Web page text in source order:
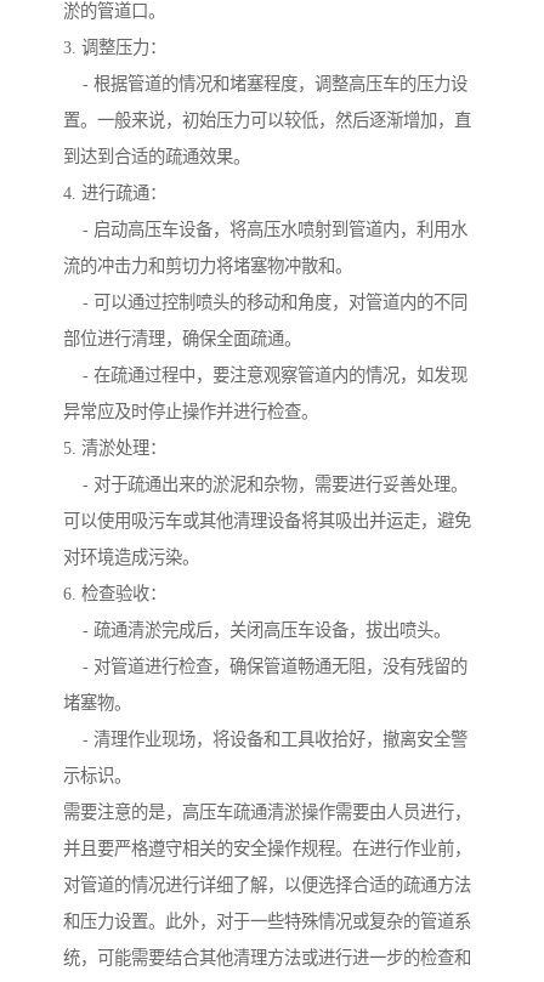
淤的管道口。
3. 调整压力：
- 根据管道的情况和堵塞程度，调整高压车的压力设
置。一般来说，初始压力可以较低，然后逐渐增加，直
到达到合适的疏通效果。
4. 进行疏通：
- 启动高压车设备，将高压水喷射到管道内，利用水
流的冲击力和剪切力将堵塞物冲散和。
- 可以通过控制喷头的移动和角度，对管道内的不同
部位进行清理，确保全面疏通。
- 在疏通过程中，要注意观察管道内的情况，如发现
异常应及时停止操作并进行检查。
5. 清淤处理：
- 对于疏通出来的淤泥和杂物，需要进行妥善处理。
可以使用吸污车或其他清理设备将其吸出并运走，避免
对环境造成污染。
6. 检查验收：
- 疏通清淤完成后，关闭高压车设备，拔出喷头。
- 对管道进行检查，确保管道畅通无阻，没有残留的
堵塞物。
- 清理作业现场，将设备和工具收拾好，撤离安全警
示标识。
需要注意的是，高压车疏通清淤操作需要由人员进行，
并且要严格遵守相关的安全操作规程。在进行作业前，
对管道的情况进行详细了解，以便选择合适的疏通方法
和压力设置。此外，对于一些特殊情况或复杂的管道系
统，可能需要结合其他清理方法或进行进一步的检查和